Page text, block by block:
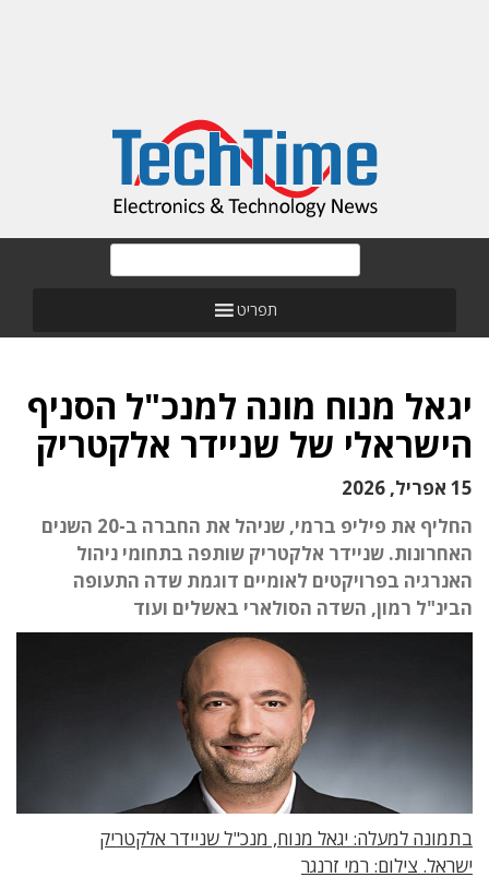
תפריט
יגאל מנוח מונה למנכ"ל הסניף
הישראלי של שניידר אלקטריק
15 אפריל, 2026
החליף את פיליפ ברמי, שניהל את החברה ב-20 השנים
האחרונות. שניידר אלקטריק שותפה בתחומי ניהול
האנרגיה בפרויקטים לאומיים דוגמת שדה התעופה
הבינ"ל רמון, השדה הסולארי באשלים ועוד
בתמונה למעלה: יגאל מנוח, מנכ"ל שניידר אלקטריק
ישראל. צילום: רמי זרנגר